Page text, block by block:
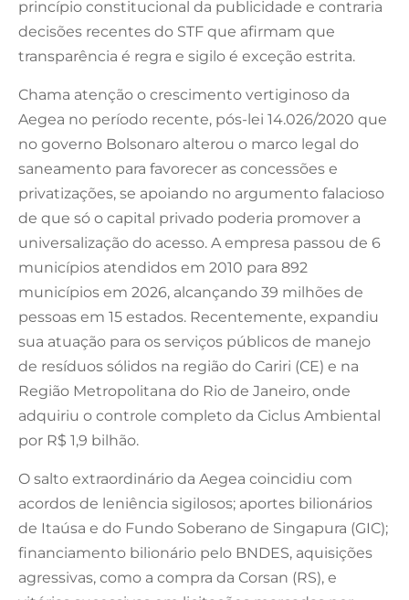
princípio constitucional da publicidade e contraria
decisões recentes do STF que afirmam que
transparência é regra e sigilo é exceção estrita.
Chama atenção o crescimento vertiginoso da
Aegea no período recente, pós-lei 14.026/2020 que
no governo Bolsonaro alterou o marco legal do
saneamento para favorecer as concessões e
privatizações, se apoiando no argumento falacioso
de que só o capital privado poderia promover a
universalização do acesso. A empresa passou de 6
municípios atendidos em 2010 para 892
municípios em 2026, alcançando 39 milhões de
pessoas em 15 estados. Recentemente, expandiu
sua atuação para os serviços públicos de manejo
de resíduos sólidos na região do Cariri (CE) e na
Região Metropolitana do Rio de Janeiro, onde
adquiriu o controle completo da Ciclus Ambiental
por R$ 1,9 bilhão.
O salto extraordinário da Aegea coincidiu com
acordos de leniência sigilosos; aportes bilionários
de Itaúsa e do Fundo Soberano de Singapura (GIC);
financiamento bilionário pelo BNDES, aquisições
agressivas, como a compra da Corsan (RS), e